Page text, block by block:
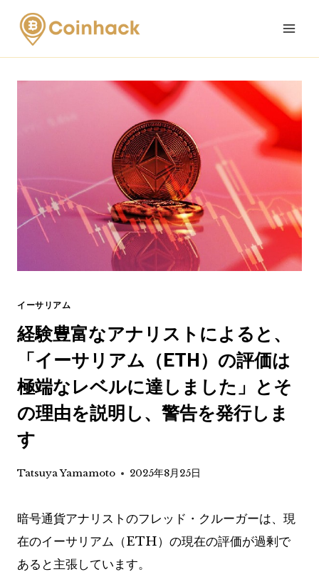
Skip
content
イーサリアム
経験豊富なアナリストによると、
「イーサリアム（ETH）の評価は
極端なレベルに達しました」とそ
の理由を説明し、警告を発行しま
す
Tatsuya Yamamoto 2025年8月25日
暗号通貨アナリストのフレッド・クルーガーは、現
在のイーサリアム（ETH）の現在の評価が過剰で
あると主張しています。